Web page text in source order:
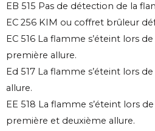
EB 515 Pas de détection de la
EC 256 KIM ou coffret brûleur
EC 516 La flamme s’éteint lors
première allure.
Ed 517 La flamme s’éteint lors
allure.
EE 518 La flamme s’éteint lors
première et deuxième allure.